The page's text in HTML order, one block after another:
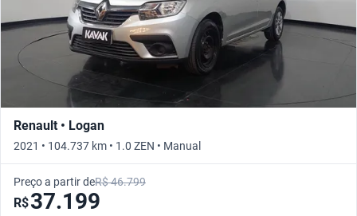
Renault • Logan
2021 • 104.737 km • 1.0 ZEN • Manual
Preço a partir deR$ 46.799
R$37.199